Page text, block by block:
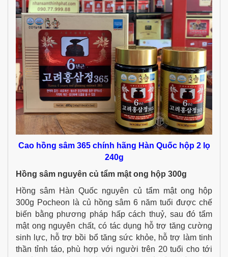
Cao hồng sâm 365 chính hãng Hàn Quốc hộp 2 lọ
240g
Hồng sâm nguyên củ tẩm mật ong hộp 300g
Hồng sâm Hàn Quốc nguyên củ tẩm mật ong hộp
300g Pocheon là củ hồng sâm 6 năm tuổi được chế
biến bằng phương pháp hấp cách thuỷ, sau đó tẩm
mật ong nguyên chất, có tác dụng hỗ trợ tăng cường
sinh lực, hỗ trợ bồi bổ tăng sức khỏe, hỗ trợ làm tinh
thần tỉnh táo, phù hợp với người trên 20 tuổi cho tới